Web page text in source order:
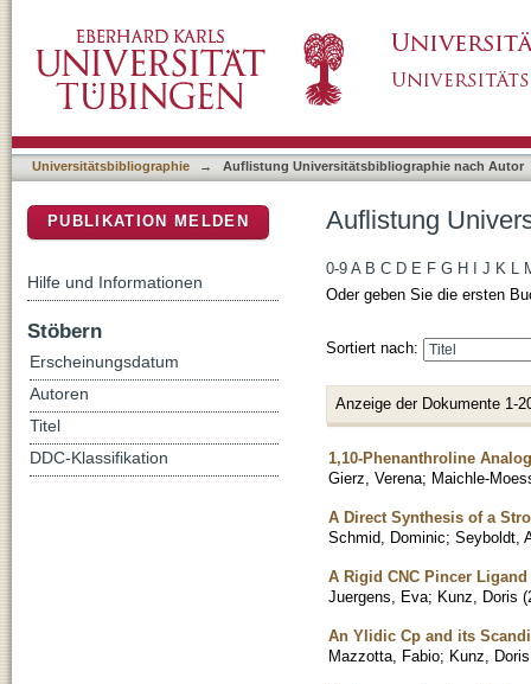
Universitätsbibliographie → Auflistung Universitätsbibliographie nach Autor
Auflistung
0-9 A B C D E F G H J K L
Oder geben Sie die ersten
Sortiert nach:
Anzeige der Dokumente 1-
1,10-Phenanthroline
Gierz, Verena; Maichle-
A Direct Synthesis of a
Schmid, Dominic; Seyboldt,
A Rigid CNC Pincer
Juergens, Eva; Kunz, Doris (
An Ylidic Cp and its
Mazzotta, Fabio; Kunz, Doris
PUBLIKATION MELDEN
Hilfe und Informationen
Stöbern
Erscheinungsdatum
Autoren
Titel
DDC-Klassifikation